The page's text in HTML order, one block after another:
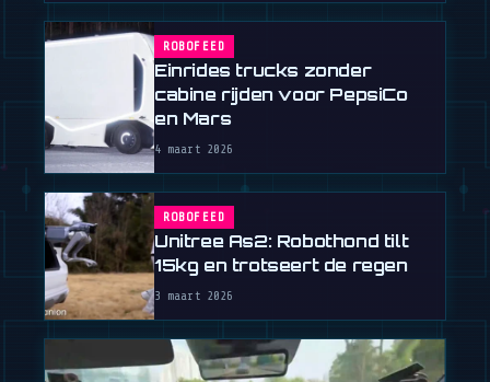
ROBOFEED
Einrides trucks zonder
cabine rijden voor PepsiCo
en Mars
4 maart 2026
ROBOFEED
Unitree As2: Robothond tilt
15kg en trotseert de regen
3 maart 2026